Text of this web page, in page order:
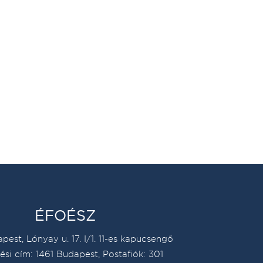
ÉFOÉSZ
Lónyay u. 17. I/1. 11-es kapucsengő
cím: 1461 Budapest, Postafiók: 301